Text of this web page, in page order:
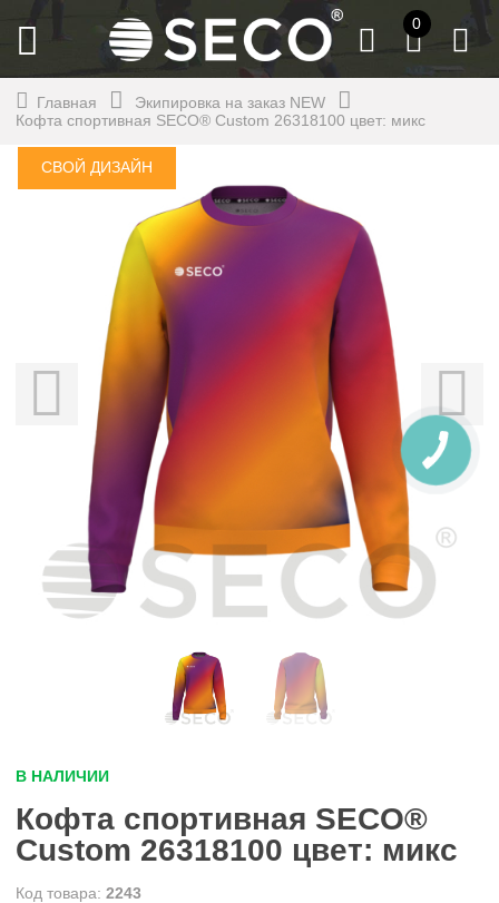
0
Главная
Экипировка на заказ NEW
Кофта спортивная SECO® Custom 26318100 цвет: микс
СВОЙ ДИЗАЙН
В НАЛИЧИИ
Кофта спортивная SECO®
Custom 26318100 цвет: микс
2243